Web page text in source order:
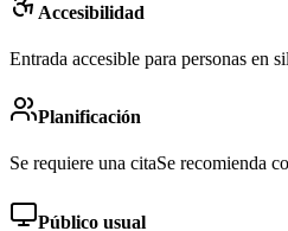
Accesibilidad
Entrada accesible para personas en
Planificación
Se requiere una citaSe recomienda
Público usual